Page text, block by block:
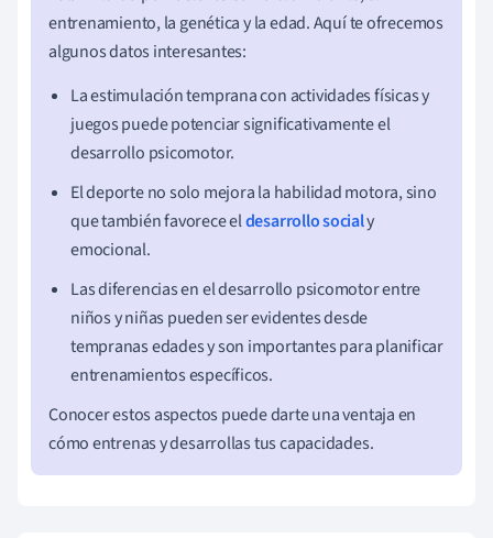
entrenamiento, la genética y la edad. Aquí te ofrecemos
algunos datos interesantes:
La estimulación temprana con actividades físicas y
juegos puede potenciar significativamente el
desarrollo psicomotor.
El deporte no solo mejora la habilidad motora, sino
que también favorece eldesarrollo socialy
emocional.
Las diferencias en el desarrollo psicomotor entre
niños y niñas pueden ser evidentes desde
tempranas edades y son importantes para planificar
entrenamientos específicos.
Conocer estos aspectos puede darte una ventaja en
cómo entrenas y desarrollas tus capacidades.